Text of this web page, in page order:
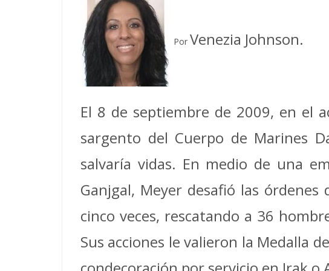
Por Venezia Johnson.
El 8 de septiembre de 2009, en el
sargento del Cuerpo de Marines
salvaría vidas. En medio de una
Ganjgal, Meyer desafió las
cinco veces, rescatando a 36
Sus acciones le valieron la Medalla